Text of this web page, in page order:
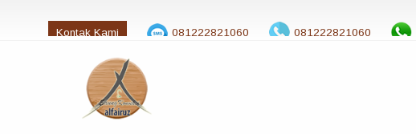
Kontak Kami 081222821060 081222821060
jualtogawisuda@gmail.com